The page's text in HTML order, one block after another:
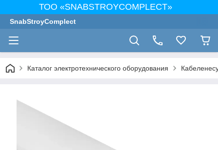
ТОО «SNABSTROYCOMPLECT»
SnabStroyComplect
Каталог электротехнического оборудования